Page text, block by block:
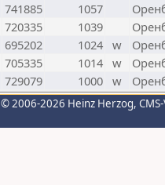
741885 1057
720335 1039
695202 1024 w
705335 1014 w
729079 1000 w
© 2006-2026 Heinz Herzog,